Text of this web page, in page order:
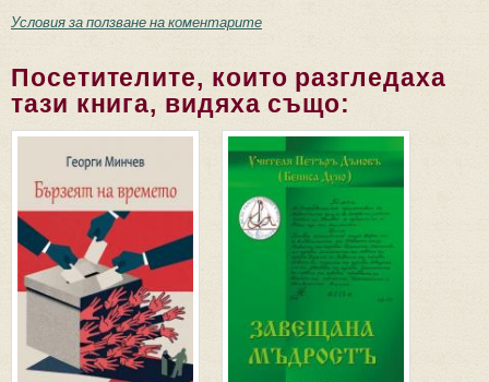
Условия за ползване на коментарите
Посетителите, които разгледаха
тази книга, видяха също: